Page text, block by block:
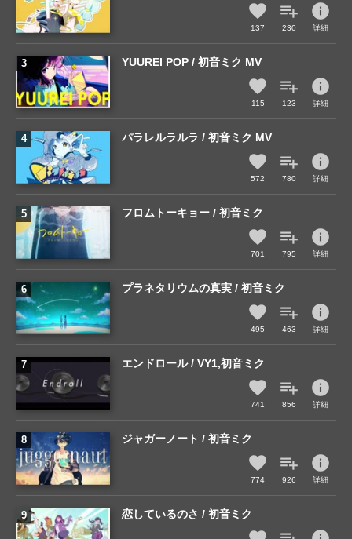
137 230
info
詳細
YUUREI POP / 初音ミク MV
115 123
info
詳細
パラレルラルラ / 初音ミク MV
572 780
info
詳細
フロムトーキョー / 初音ミク
701 795
info
詳細
プラネタリウムの真実 / 初音ミク
495 463
info
詳細
エンドロール / VY1,初音ミク
741 856
info
詳細
ジャガーノート / 初音ミク
774 926
info
詳細
恋しているのさ / 初音ミク